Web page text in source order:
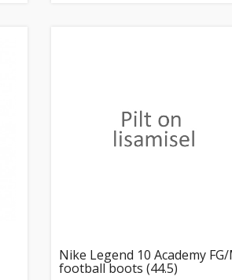
Nike Legend 10 Academy FG/
football boots (44.5)